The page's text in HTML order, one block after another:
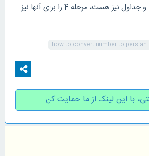
دارای فهرست شكلها و جداول نیز هست، مرحله 4 را برای آنها نیز
how to convert number to
با این لینک از ما حمایت کن